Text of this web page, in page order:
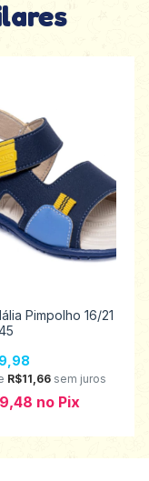
Pimpolho 16/21
R$11,66 sem juros
no Pix